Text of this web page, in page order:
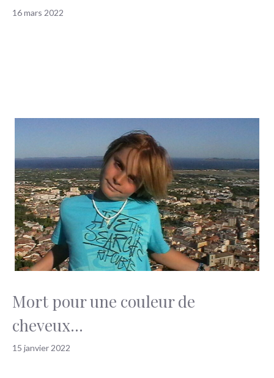
16 mars 2022
Mort pour une couleur de
cheveux…
15 janvier 2022